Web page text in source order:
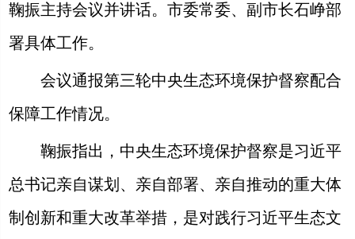
鞠振主持会议并讲话。市委常委、副市长石峥部
署具体工作。
会议通报第三轮中央生态环境保护督察配合
保障工作情况。
鞠振指出，中央生态环境保护督察是习近平
总书记亲自谋划、亲自部署、亲自推动的重大体
制创新和重大改革举措，是对践行习近平生态文